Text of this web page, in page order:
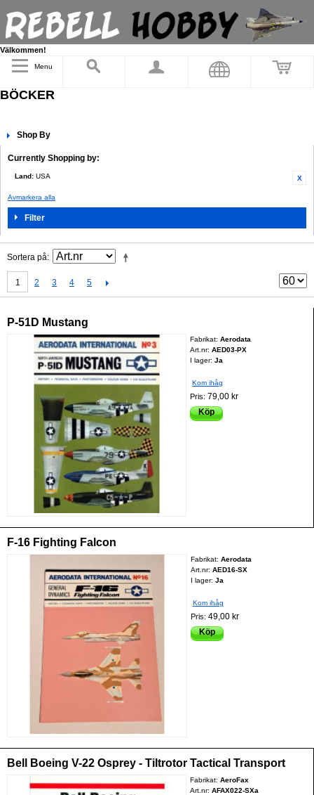
Välkommen!
Menu
BÖCKER
Shop By
Currently Shopping by:
Land: USA
Avmarkera alla
Filter
Sortera på
1 2 3 4 5
P-51D Mustang
Fabrikat:Aerodata
Art.nr:AED03-PX
I lager: Ja
Kom ihåg
Pris:79,00 kr
Köp
F-16 Fighting Falcon
Fabrikat: Aerodata
Art.nr: AED16-SX
I lager: Ja
Kom ihåg
Pris: 49,00 kr
Köp
Bell Boeing V-22 Osprey - Tiltrotor Tactical Transport
Fabrikat:AeroFax
Art.nr:AFAX022-SXa